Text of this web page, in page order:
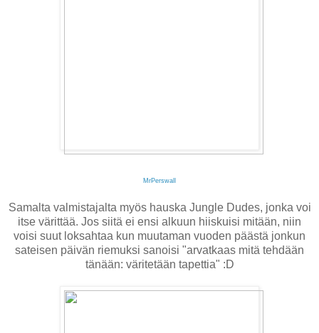
MrPerswall
Samalta valmistajalta myös hauska Jungle Dudes, jonka voi
itse värittää. Jos siitä ei ensi alkuun hiiskuisi mitään, niin
voisi suut loksahtaa kun muutaman vuoden päästä jonkun
sateisen päivän riemuksi sanoisi "arvatkaas mitä tehdään
tänään: väritetään tapettia" :D